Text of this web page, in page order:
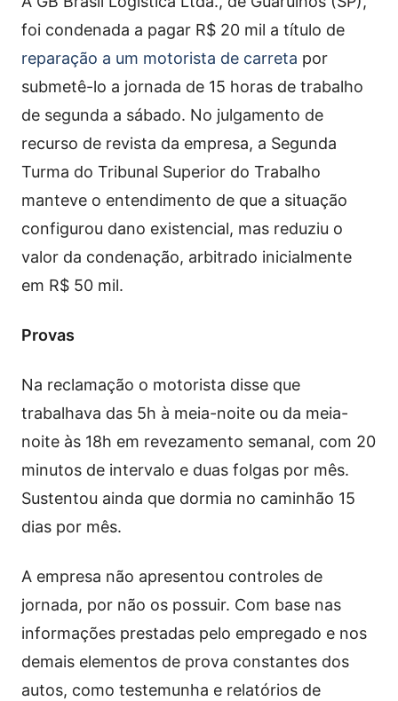
foi condenada a pagar R$ 20 mil a título de
reparação a um motorista de carreta por
submetê-lo a jornada de 15 horas de trabalho
de segunda a sábado. No julgamento de
recurso de revista da empresa, a Segunda
Turma do Tribunal Superior do Trabalho
manteve o entendimento de que a situação
configurou dano existencial, mas reduziu o
valor da condenação, arbitrado inicialmente
em R$ 50 mil.
Provas
Na reclamação o motorista disse que
trabalhava das 5h à meia-noite ou da meia-
noite às 18h em revezamento semanal, com 20
minutos de intervalo e duas folgas por mês.
Sustentou ainda que dormia no caminhão 15
dias por mês.
A empresa não apresentou controles de
jornada, por não os possuir. Com base nas
informações prestadas pelo empregado e nos
demais elementos de prova constantes dos
autos, como testemunha e relatórios de